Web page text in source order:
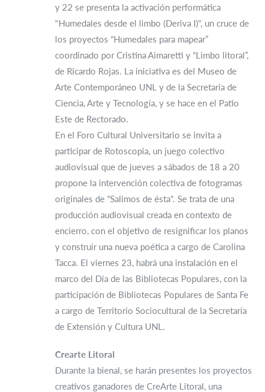
y 22 se presenta la activación performática
"Humedales desde el limbo (Deriva I)", un cruce de
los proyectos “Humedales para mapear”
coordinado por Cristina Aimaretti y “Limbo litoral”,
de Ricardo Rojas. La iniciativa es del Museo de
Arte Contemporáneo UNL y de la Secretaría de
Ciencia, Arte y Tecnología, y se hace en el Patio
Este de Rectorado.
En el Foro Cultural Universitario se invita a
participar de Rotoscopia, un juego colectivo
audiovisual que de jueves a sábados de 18 a 20
propone la intervención colectiva de fotogramas
originales de “Salimos de ésta". Se trata de una
producción audiovisual creada en contexto de
encierro, con el objetivo de resignificar los planos
y construir una nueva poética a cargo de Carolina
Tacca. El viernes 23, habrá una instalación en el
marco del Día de las Bibliotecas Populares, con la
participación de Bibliotecas Populares de Santa Fe
a cargo de Territorio Sociocultural de la Secretaría
de Extensión y Cultura UNL.
Crearte Litoral
Durante la bienal, se harán presentes los proyectos
creativos ganadores de CreArte Litoral, una